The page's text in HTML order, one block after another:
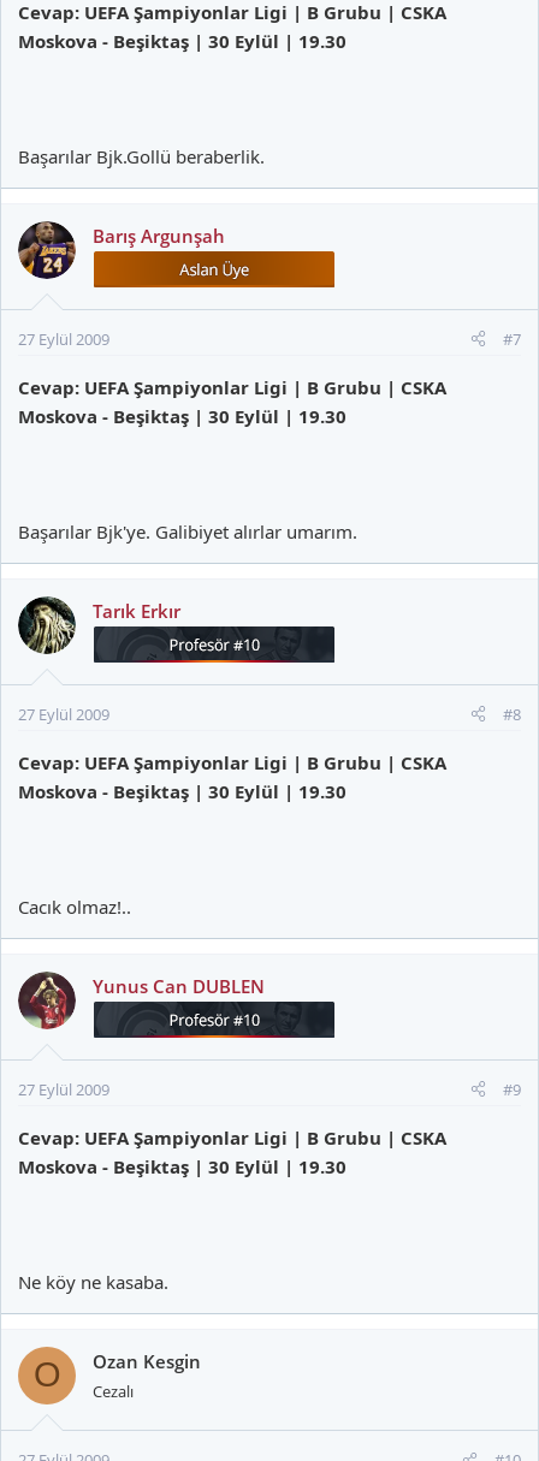
Cevap: UEFA Şampiyonlar Ligi | B Grubu | CSKA
Moskova - Beşiktaş | 30 Eylül | 19.30
Başarılar Bjk.Gollü beraberlik.
Barış Argunşah
27 Eylül 2009 #7
Cevap: UEFA Şampiyonlar Ligi | B Grubu | CSKA
Moskova - Beşiktaş | 30 Eylül | 19.30
Başarılar Bjk'ye. Galibiyet alırlar umarım.
Tarık Erkır
27 Eylül 2009 #8
Cevap: UEFA Şampiyonlar Ligi | B Grubu | CSKA
Moskova - Beşiktaş | 30 Eylül | 19.30
Cacık olmaz!..
Yunus Can DUBLEN
27 Eylül 2009 #9
Cevap: UEFA Şampiyonlar Ligi | B Grubu | CSKA
Moskova - Beşiktaş | 30 Eylül | 19.30
Ne köy ne kasaba.
O Ozan Kesgin
Cezalı